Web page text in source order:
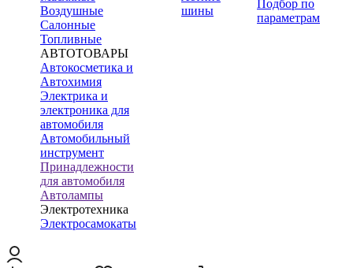
Воздушные
Салонные
Топливные
АВТОТОВАРЫ
Автокосметика и
Автохимия
Электрика и
электроника для
автомобиля
Автомобильный
инструмент
Принадлежности
для автомобиля
Автолампы
Электротехника
Электросамокаты
шины
Подбор по
параметрам